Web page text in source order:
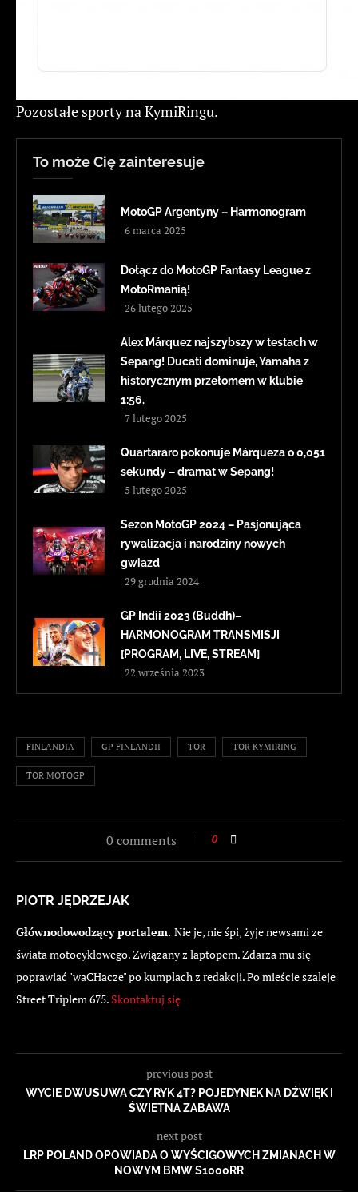
Pozostałe sporty na KymiRingu.
To może Cię zainteresuje
MotoGP Argentyny – Harmonogram
6 marca 2025
Dołącz do MotoGP Fantasy League z
MotoRmanią!
26 lutego 2025
Alex Márquez najszybszy w testach w
Sepang! Ducati dominuje, Yamaha z
historycznym przełomem w klubie
1:56.
7 lutego 2025
Quartararo pokonuje Márqueza o 0,051
sekundy – dramat w Sepang!
5 lutego 2025
Sezon MotoGP 2024 – Pasjonująca
rywalizacja i narodziny nowych
gwiazd
29 grudnia 2024
GP Indii 2023 (Buddh)–
HARMONOGRAM TRANSMISJI
[PROGRAM, LIVE, STREAM]
22 września 2023
FINLANDIA GP FINLANDII TOR TOR KYMIRING
TOR MOTOGP
0 comments 0
PIOTR JĘDRZEJAK
Głównodowodzący portalem. Nie je, nie śpi, żyje newsami ze
świata motocyklowego. Związany z laptopem. Zdarza mu się
poprawiać "waCHacze" po kumplach z redakcji. Po mieście szaleje
Street Triplem 675. Skontaktuj się
previous post
WYCIE DWUSUWA CZY RYK 4T? POJEDYNEK NA DŹWIĘK I
ŚWIETNA ZABAWA
next post
LRP POLAND OPOWIADA O WYŚCIGOWYCH ZMIANACH W
NOWYM BMW S1000RR